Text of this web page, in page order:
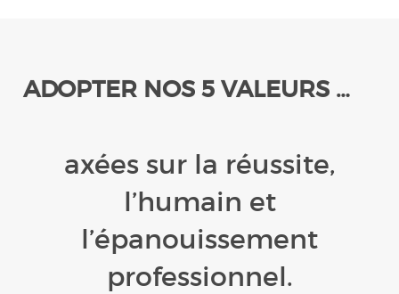
ADOPTER NOS 5 VALEURS …
axées sur la réussite,
l’humain et
l’épanouissement
professionnel.